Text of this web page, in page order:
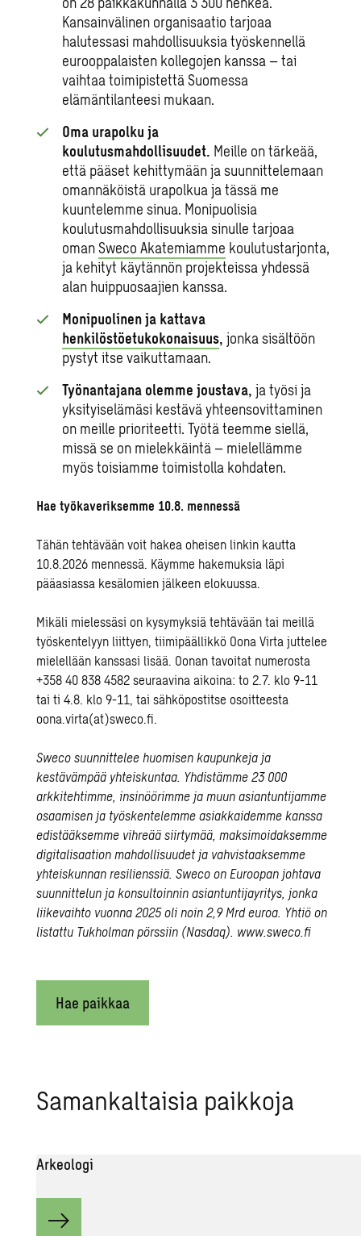
Kansainvälinen organisaatio tarjoaa
halutessasi mahdollisuuksia työskennellä
eurooppalaisten kollegojen kanssa – tai
vaihtaa toimipistettä Suomessa
elämäntilanteesi mukaan.
Oma urapolku ja
koulutusmahdollisuudet. Meille on tärkeää,
että pääset kehittymään ja suunnittelemaan
omannäköistä urapolkua ja tässä me
kuuntelemme sinua. Monipuolisia
koulutusmahdollisuuksia sinulle tarjoaa
omanSweco Akatemiamme koulutustarjonta,
ja kehityt käytännön projekteissa yhdessä
alan huippuosaajien kanssa.
Monipuolinen ja kattava
henkilöstöetukokonaisuus,jonka sisältöön
pystyt itse vaikuttamaan.
Työnantajana olemme joustava,ja työsi ja
yksityiselämäsi kestävä yhteensovittaminen
on meille prioriteetti. Työtä teemme siellä,
missä se on mielekkäintä – mielellämme
myös toisiamme toimistolla kohdaten.
Hae työkaveriksemme 10.8. mennessä
Tähän tehtävään voit hakea oheisen linkin kautta
10.8.2026 mennessä. Käymme hakemuksia läpi
pääasiassa kesälomien jälkeen elokuussa.
Mikäli mielessäsi on kysymyksiä tehtävään tai meillä
työskentelyyn liittyen, tiimipäällikkö Oona Virta juttelee
mielellään kanssasi lisää. Oonan tavoitat numerosta
+358 40 838 4582 seuraavina aikoina: to 2.7. klo 9-11
tai ti 4.8. klo 9-11, tai sähköpostitse osoitteesta
oona.virta(at)sweco.fi.
Sweco suunnittelee huomisen kaupunkeja ja
kestävämpää yhteiskuntaa. Yhdistämme 23 000
arkkitehtimme, insinöörimme ja muun asiantuntijamme
osaamisen ja työskentelemme asiakkaidemme kanssa
edistääksemme vihreää siirtymää, maksimoidaksemme
digitalisaation mahdollisuudet ja vahvistaaksemme
yhteiskunnan resilienssiä. Sweco on Euroopan johtava
suunnittelun ja konsultoinnin asiantuntijayritys, jonka
liikevaihto vuonna 2025 oli noin 2,9 Mrd euroa. Yhtiö on
listattu Tukholman pörssiin (Nasdaq). www.sweco.fi
Hae paikkaa
Sa­man­kal­tai­sia paik­ko­ja
Arkeologi